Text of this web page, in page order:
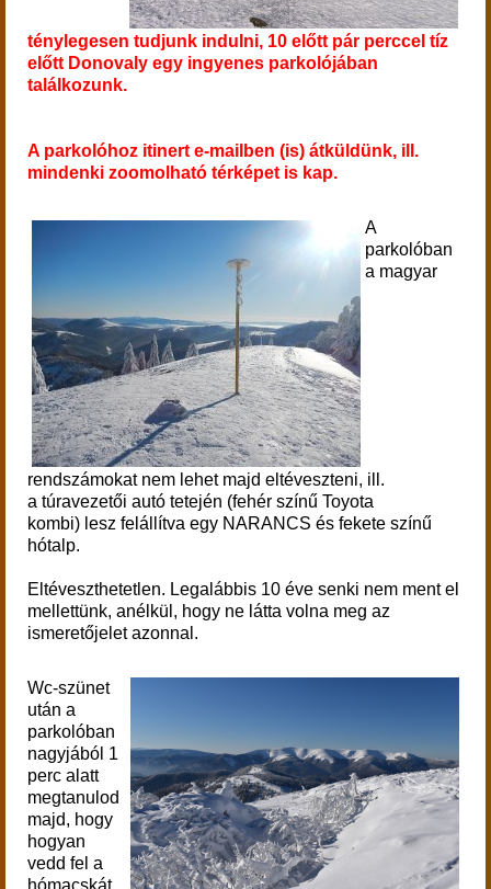
ténylegesen tudjunk indulni, 10 előtt pár perccel tíz
előtt Donovaly egy ingyenes parkolójában
találkozunk.
A parkolóhoz itinert e-mailben (is) átküldünk, ill.
mindenki zoomolható térképet is kap.
A
parkolóban
a magyar
rendszámokat nem lehet majd eltéveszteni, ill.
a túravezetői autó tetején (fehér színű Toyota
kombi) lesz felállítva egy NARANCS és fekete színű
hótalp.
Eltéveszthetetlen. Legalábbis 10 éve senki nem ment el
mellettünk, anélkül, hogy ne látta volna meg az
ismeretőjelet azonnal.
Wc-szünet
után a
parkolóban
nagyjából 1
perc alatt
megtanulod
majd, hogy
hogyan
vedd fel a
hómacskát,